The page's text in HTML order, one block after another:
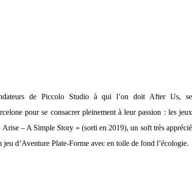
de Piccolo Studio à qui l’on doit After Us, se
pour se consacrer pleinement à leur passion : les jeux
– A Simple Story » (sorti en 2019), un soft très apprécié
d’Aventure Plate-Forme avec en toile de fond l’écologie.